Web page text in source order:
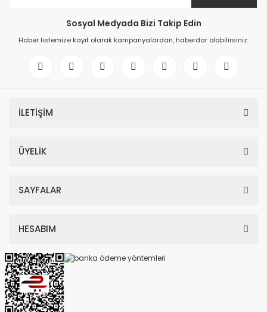
Sosyal Medyada Bizi Takip Edin
Haber listemize kayıt olarak kampanyalardan, haberdar olabilirsiniz.
İLETİŞİM
ÜYELİK
SAYFALAR
HESABIM